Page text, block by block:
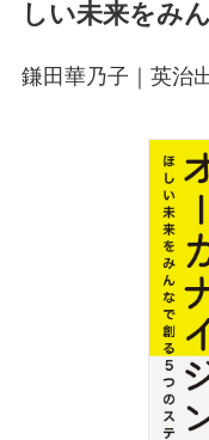
しい未来をみ
鎌田華乃子｜英治